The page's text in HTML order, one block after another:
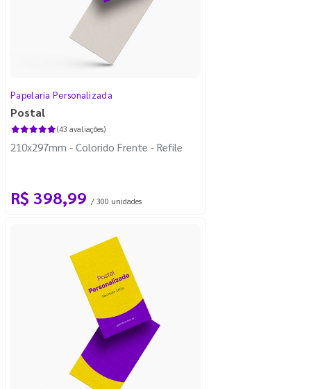
Papelaria Personalizada
Postal
(43 avaliações)
210x297mm - Colorido Frente - Refile
R$ 398,99 / 300 unidades